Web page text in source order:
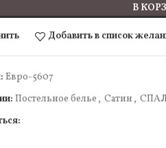
В
Добавить в список
Евро-5607
Постельное белье , Сатин ,